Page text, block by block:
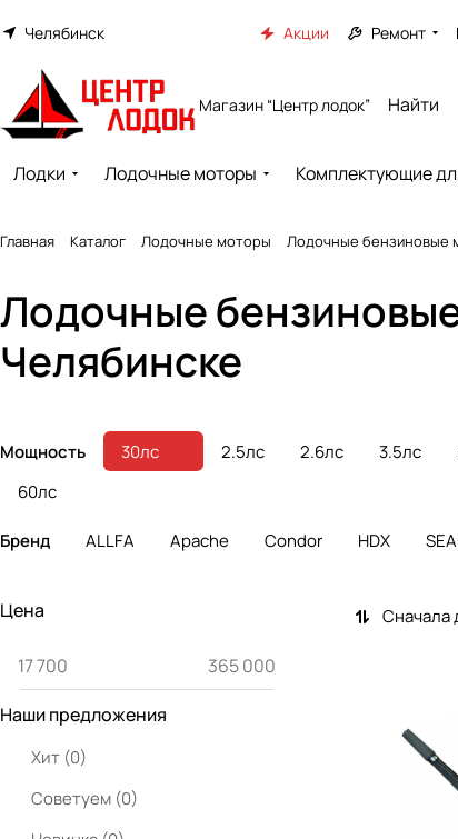
Челябинск Акции Ремонт
Магазин “Центр лодок”
Лодки Лодочные моторы Комплектующие
Главная Каталог Лодочные моторы Лодочные бензиновые
Лодочные
Челябинске
Мощность 2.5лс 2.6лс 3.5лс
30лс
60лс
Бренд ALLFA Apache Condor HDX
Сначала
Цена
Наши предложения
Хит (0)
Советуем (0)